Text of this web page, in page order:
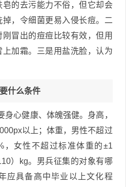
的去污能力不俗，但它却会
，令细菌更易入侵长痘。二
冒出的痘痘比较有效，但用
加霜。三是用盐洗脸，认为
什么条件
身心健康、体魄强健。身高，
以上；体重，男性不超过
，女性不超过标准体重的±1
）kg。男兵征集的对象有哪
应具备高中毕业以上文化程